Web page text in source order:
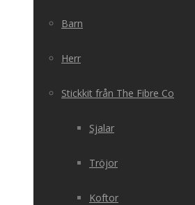
Barn
Herr
Stickkit från The Fibre Co
Sjalar
Tröjor
Koftor